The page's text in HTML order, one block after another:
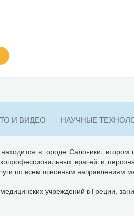
И ВИДЕО НАУЧНЫЕ
находится в городе Салоники,
врачей и
по всем основным направлениям
учреждений в Греции,